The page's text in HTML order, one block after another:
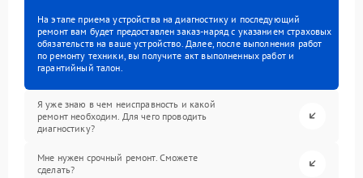
На этапе приема устройства на диагностику и последующий
ремонт вам будет предоставлен заказ-наряд с указанием страховых
обязательств на ваше устройство. Далее, после выполнения работ
по ремонту техники, вы получите акт выполненных работ и
гарантийный талон.
Я уже знаю в чем неисправность и какой
ремонт необходим. Для чего проводить
диагностику?
Мне нужен срочный ремонт. Сможете
сделать?